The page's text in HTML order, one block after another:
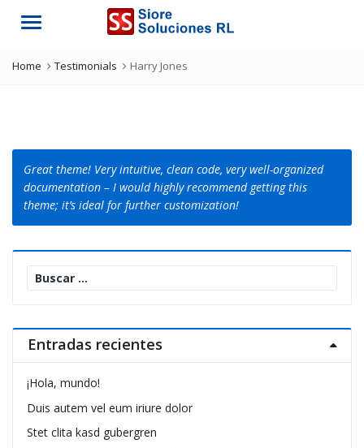
Menu
Home Testimonials Harry Jones
Great theme! Very intuitive, clean code, very well-organized
documentation – I would highly recommend getting this
theme; it’s ideal for further customization!
Buscar:
Entradas recientes
¡Hola, mundo!
Duis autem vel eum iriure dolor
Stet clita kasd gubergren